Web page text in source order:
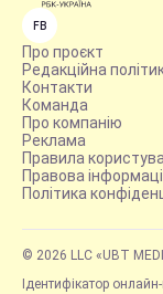
FB
Про проєкт
Редакційна
Контакти
Команда
Про компанію
Реклама
Правила
Правова
Політика
© 2026 LLC «UBT
Ідентифікатор